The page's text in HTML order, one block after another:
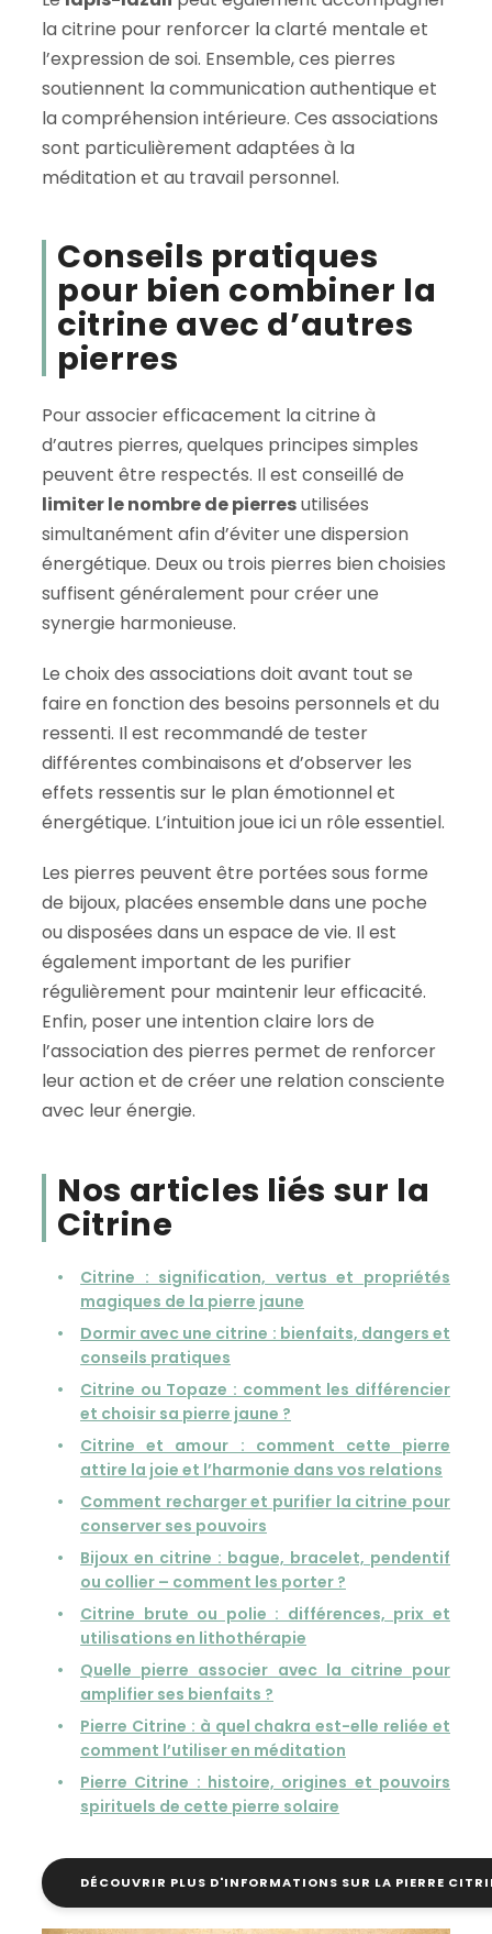
la citrine pour renforcer la clarté mentale et
l’expression de soi. Ensemble, ces pierres
soutiennent la communication authentique et
la compréhension intérieure. Ces associations
sont particulièrement adaptées à la
méditation et au travail personnel.
Conseils pratiques
pour bien combiner la
citrine avec d’autres
pierres
Pour associer efficacement la citrine à
d’autres pierres, quelques principes simples
peuvent être respectés. Il est conseillé de
limiter le nombre de pierresutilisées
simultanément afin d’éviter une dispersion
énergétique. Deux ou trois pierres bien choisies
suffisent généralement pour créer une
synergie harmonieuse.
Le choix des associations doit avant tout se
faire en fonction des besoins personnels et du
ressenti. Il est recommandé de tester
différentes combinaisons et d’observer les
effets ressentis sur le plan émotionnel et
énergétique. L’intuition joue ici un rôle essentiel.
Les pierres peuvent être portées sous forme
de bijoux, placées ensemble dans une poche
ou disposées dans un espace de vie. Il est
également important de les purifier
régulièrement pour maintenir leur efficacité.
Enfin, poser une intention claire lors de
l’association des pierres permet de renforcer
leur action et de créer une relation consciente
avec leur énergie.
Nos articles liés sur la
Citrine
Citrine : signification, vertus et propriétés
magiques de la pierre jaune
Dormir avec une citrine : bienfaits, dangers et
conseils pratiques
Citrine ou Topaze : comment les différencier
et choisir sa pierre jaune ?
Citrine et amour : comment cette pierre
attire la joie et l’harmonie dans vos relations
Comment recharger et purifier la citrine pour
conserver ses pouvoirs
Bijoux en citrine : bague, bracelet, pendentif
ou collier – comment les porter ?
Citrine brute ou polie : différences, prix et
utilisations en lithothérapie
Quelle pierre associer avec la citrine pour
amplifier ses bienfaits ?
Pierre Citrine : à quel chakra est-elle reliée et
comment l’utiliser en méditation
Pierre Citrine : histoire, origines et pouvoirs
spirituels de cette pierre solaire
DÉCOUVRIR PLUS D'INFORMATIONS SUR LA PIERRE